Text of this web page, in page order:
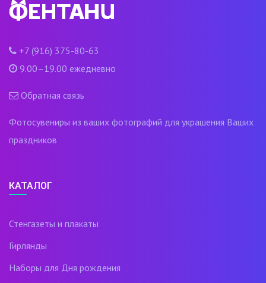
+7 (916) 375-80-63
9.00–19.00 ежедневно
Обратная связь
Фотосувениры из ваших фотографий для украшения Ваших
праздников
КАТАЛОГ
Стенгазеты и плакаты
Гирлянды
Наборы для Дня рождения